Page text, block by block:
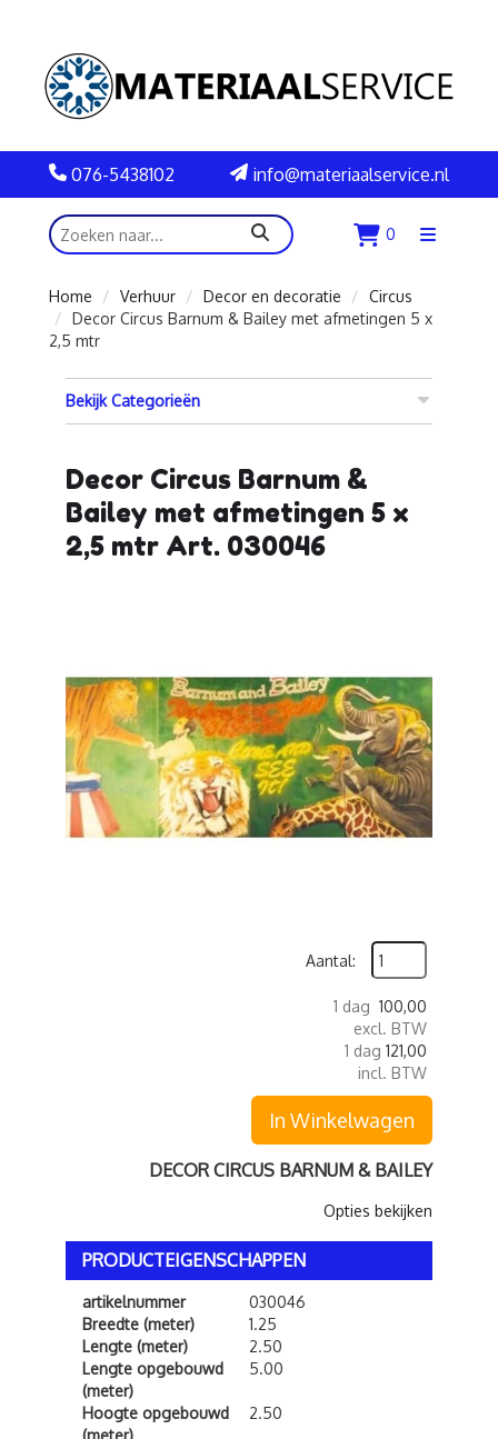
076-5438102 info@materiaalservice.nl
zoeken 0
Menu
Home
Verhuur Decor en decoratie
Circus
Decor Circus Barnum & Bailey met afmetingen 5 x
2,5 mtr
Bekijk Categorieën
Decor Circus Barnum &
Bailey met afmetingen 5 x
2,5 mtr Art. 030046
Aantal:
1 dag 100,00
excl. BTW
1 dag 121,00
incl. BTW
In Winkelwagen
DECOR CIRCUS BARNUM & BAILEY
Opties bekijken
PRODUCTEIGENSCHAPPEN
artikelnummer
030046
Breedte (meter)
1.25
Lengte (meter)
2.50
Lengte opgebouwd
(meter)
5.00
Hoogte opgebouwd
(meter)
2.50